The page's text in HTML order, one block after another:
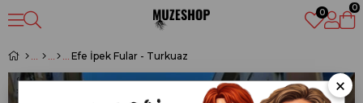
0 0
Efe İpek Fular - Turkuaz
‹
›
×